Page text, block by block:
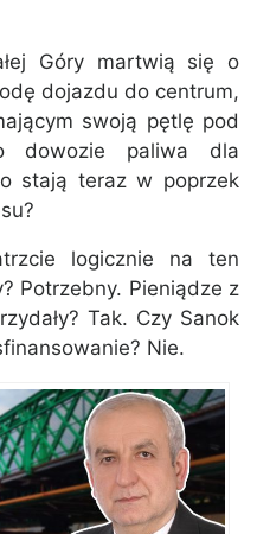
Góry martwią się o
dojazdu do centrum,
swoją pętlę pod
dowozie paliwa dla
stają teraz w poprzek
logicznie na ten
Potrzebny. Pieniądze z
Tak. Czy Sanok
Nie.